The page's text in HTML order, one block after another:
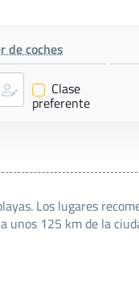
de coches
✔ Clase
preferente
Los lugares
unos 125 km de la